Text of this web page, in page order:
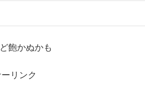
飽かぬかも
リンク